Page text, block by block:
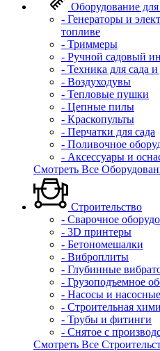
Оборудование для
- Генераторы и
топливе
- Триммеры
- Ручной садовый
- Техника для сада и
- Воздуходувы
- Тепловые пушки
- Цепные пилы
- Краскопульты
- Перчатки для сада
- Поливочное
- Аксессуары и
Смотреть Все
Строительство
- Сварочное
- 3D принтеры
- Бетономешалки
- Виброплиты
- Глубинные
- Грузоподъемное
- Насосы и
- Строительная
- Трубы и фитинги
- Снятое с
Смотреть Все